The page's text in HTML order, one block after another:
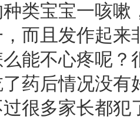
宝宝一咳嗽
，而且发作起
能不心疼呢
药后情况没
很多家长都犯